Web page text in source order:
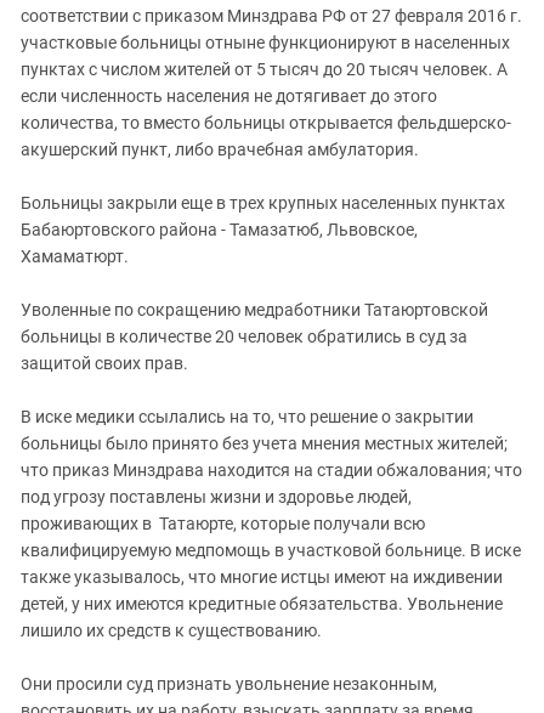
соответствии с приказом Минздрава РФ от 27 февраля 2016 г.
участковые больницы отныне функционируют в населенных
пунктах с числом жителей от 5 тысяч до 20 тысяч человек. А
если численность населения не дотягивает до этого
количества, то вместо больницы открывается фельдшерско-
акушерский пункт, либо врачебная амбулатория.
Больницы закрыли еще в трех крупных населенных пунктах
Бабаюртовского района - Тамазатюб, Львовское,
Хамаматюрт.
Уволенные по сокращению медработники Татаюртовской
больницы в количестве 20 человек обратились в суд за
защитой своих прав.
В иске медики ссылались на то, что решение о закрытии
больницы было принято без учета мнения местных жителей;
что приказ Минздрава находится на стадии обжалования; что
под угрозу поставлены жизни и здоровье людей,
проживающих в Татаюрте, которые получали всю
квалифицируемую медпомощь в участковой больнице. В иске
также указывалось, что многие истцы имеют на иждивении
детей, у них имеются кредитные обязательства. Увольнение
лишило их средств к существованию.
Они просили суд признать увольнение незаконным,